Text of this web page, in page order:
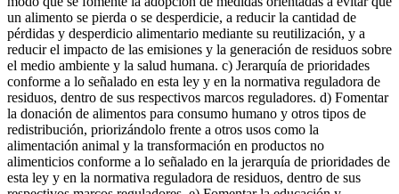
un alimento se pierda o se desperdicie, a reducir la cantidad de
pérdidas y desperdicio alimentario mediante su reutilización, y a
reducir el impacto de las emisiones y la generación de residuos sobre
el medio ambiente y la salud humana. c) Jerarquía de prioridades
conforme a lo señalado en esta ley y en la normativa reguladora de
residuos, dentro de sus respectivos marcos reguladores. d) Fomentar
la donación de alimentos para consumo humano y otros tipos de
redistribución, priorizándolo frente a otros usos como la
alimentación animal y la transformación en productos no
alimenticios conforme a lo señalado en la jerarquía de prioridades de
esta ley y en la normativa reguladora de residuos, dentro de sus